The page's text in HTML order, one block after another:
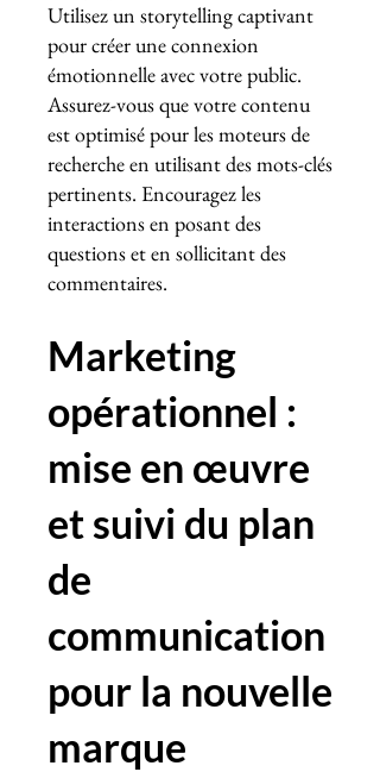
Utilisez un storytelling captivant
pour créer une connexion
émotionnelle avec votre public.
Assurez-vous que votre contenu
est optimisé pour les moteurs de
recherche en utilisant des mots-clés
pertinents. Encouragez les
interactions en posant des
questions et en sollicitant des
commentaires.
Marketing
opérationnel :
mise en œuvre
et suivi du plan
de
communication
pour la nouvelle
marque